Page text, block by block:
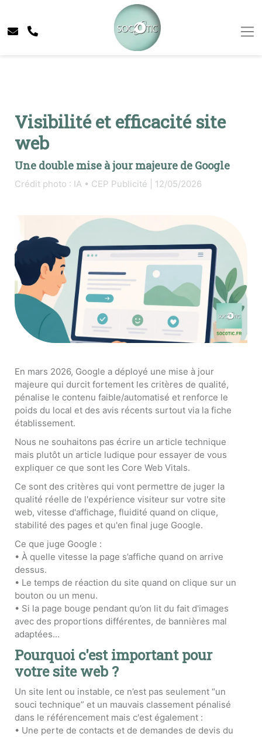
Visibilité et efficacité site
web
Une double mise à jour majeure de Google
Crédit photo : IA • CEP Publicité | 12/05/2026
En mars 2026, Google a déployé une mise à jour
majeure qui durcit fortement les critères de qualité,
pénalise le contenu faible/automatisé et renforce le
poids du local et des avis récents surtout via la fiche
établissement.
Nous ne souhaitons pas écrire un article technique
mais plutôt un article ludique pour essayer de vous
expliquer ce que sont les Core Web Vitals.
Ce sont des critères qui vont permettre de juger la
qualité réelle de l'expérience visiteur sur votre site
web, vitesse d'affichage, fluidité quand on clique,
stabilité des pages et qu'en final juge Google.
Ce que juge Google :
• À quelle vitesse la page s’affiche quand on arrive
dessus.
• Le temps de réaction du site quand on clique sur un
bouton ou un menu.
• Si la page bouge pendant qu’on lit du fait d'images
avec des proportions différentes, de bannières mal
adaptées...
Pourquoi c'est important pour
votre site web ?
Un site lent ou instable, ce n’est pas seulement “un
souci technique” et un mauvais classement pénalisé
dans le référencement mais c'est également :
• Une perte de contacts et de demandes de devis du